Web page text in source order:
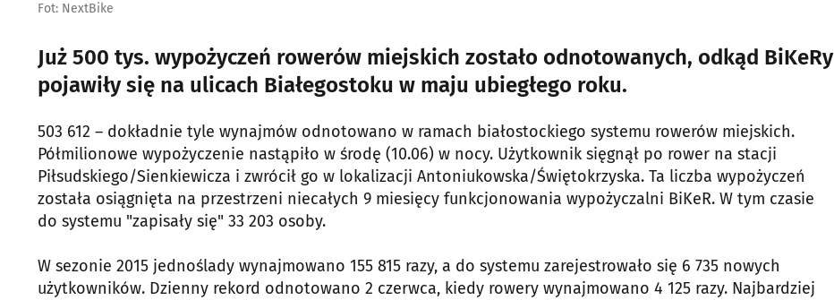
Fot: NextBike
Już 500 tys. wypożyczeń rowerów miejskich zostało odnotowanych, odkąd BiKeRy
pojawiły się na ulicach Białegostoku w maju ubiegłego roku.
503 612 – dokładnie tyle wynajmów odnotowano w ramach białostockiego systemu rowerów miejskich.
Półmilionowe wypożyczenie nastąpiło w środę (10.06) w nocy. Użytkownik sięgnął po rower na stacji
Piłsudskiego/Sienkiewicza i zwrócił go w lokalizacji Antoniukowska/Świętokrzyska. Ta liczba wypożyczeń
została osiągnięta na przestrzeni niecałych 9 miesięcy funkcjonowania wypożyczalni BiKeR. W tym czasie
do systemu "zapisały się" 33 203 osoby.
W sezonie 2015 jednoślady wynajmowano 155 815 razy, a do systemu zarejestrowało się 6 735 nowych
użytkowników. Dzienny rekord odnotowano 2 czerwca, kiedy rowery wynajmowano 4 125 razy. Najbardziej